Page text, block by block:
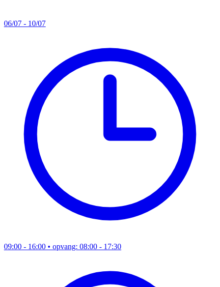
06/07 - 10/07
09:00 - 16:00 • opvang: 08:00 - 17:30